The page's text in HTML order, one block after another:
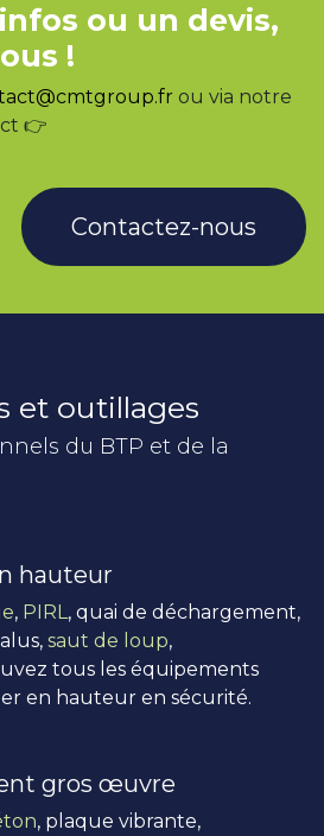
ou un devis,
!
ou via notre
👉
Contactez-nous
et outillages
du BTP et de la
hauteur
, PIRL , quai de déchargement,
saut de loup,
tous les équipements
en hauteur en sécurité.
gros œuvre
, plaque vibrante,